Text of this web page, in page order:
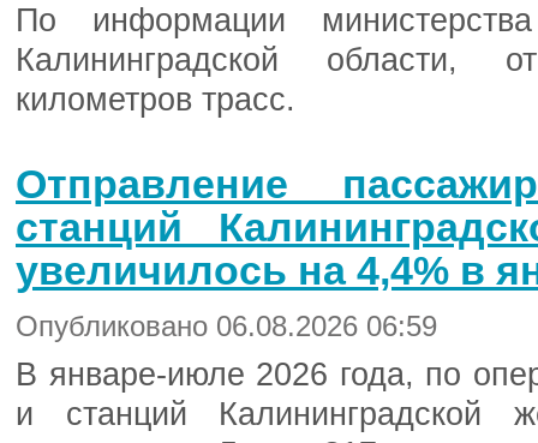
По информации
Калининградской области,
километров трасс.
Отправление
станций
увеличилось на 4,4% в
Опубликовано 06.08.2026 06:59
В январе-июле 2026 года, по
и станций Калининградской